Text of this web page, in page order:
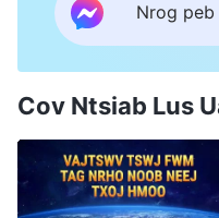
Nrog peb
Cov Ntsiab Lus